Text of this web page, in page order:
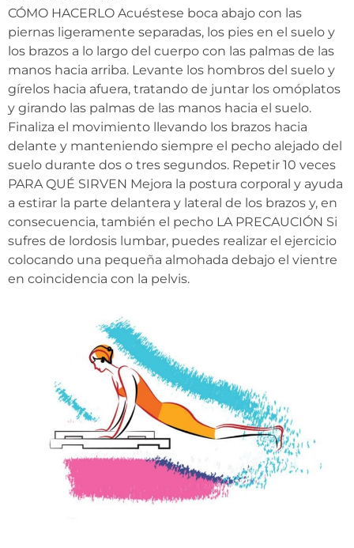
CÓMO HACERLO Acuéstese boca abajo con las
piernas ligeramente separadas, los pies en el suelo y
los brazos a lo largo del cuerpo con las palmas de las
manos hacia arriba. Levante los hombros del suelo y
gírelos hacia afuera, tratando de juntar los omóplatos
y girando las palmas de las manos hacia el suelo.
Finaliza el movimiento llevando los brazos hacia
delante y manteniendo siempre el pecho alejado del
suelo durante dos o tres segundos. Repetir 10 veces
PARA QUÉ SIRVEN Mejora la postura corporal y ayuda
a estirar la parte delantera y lateral de los brazos y, en
consecuencia, también el pecho LA PRECAUCIÓN Si
sufres de lordosis lumbar, puedes realizar el ejercicio
colocando una pequeña almohada debajo el vientre
en coincidencia con la pelvis.